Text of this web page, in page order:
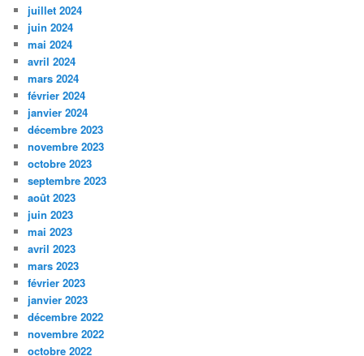
juillet 2024
juin 2024
mai 2024
avril 2024
mars 2024
février 2024
janvier 2024
décembre 2023
novembre 2023
octobre 2023
septembre 2023
août 2023
juin 2023
mai 2023
avril 2023
mars 2023
février 2023
janvier 2023
décembre 2022
novembre 2022
octobre 2022